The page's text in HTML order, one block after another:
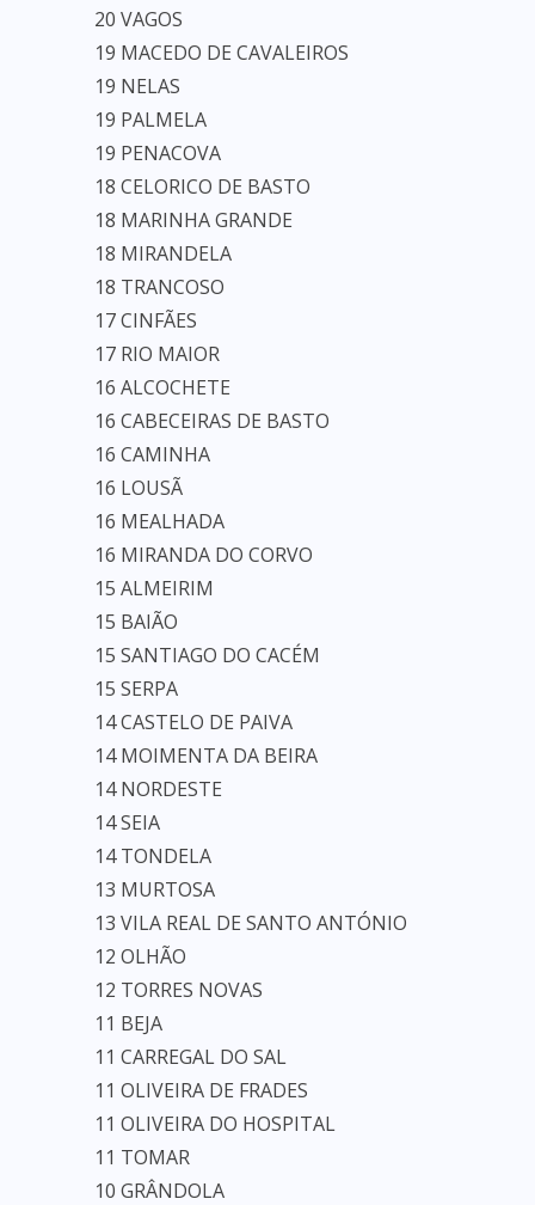
20 VAGOS
19 MACEDO DE CAVALEIROS
19 NELAS
19 PALMELA
19 PENACOVA
18 CELORICO DE BASTO
18 MARINHA GRANDE
18 MIRANDELA
18 TRANCOSO
17 CINFÃES
17 RIO MAIOR
16 ALCOCHETE
16 CABECEIRAS DE BASTO
16 CAMINHA
16 LOUSÃ
16 MEALHADA
16 MIRANDA DO CORVO
15 ALMEIRIM
15 BAIÃO
15 SANTIAGO DO CACÉM
15 SERPA
14 CASTELO DE PAIVA
14 MOIMENTA DA BEIRA
14 NORDESTE
14 SEIA
14 TONDELA
13 MURTOSA
13 VILA REAL DE SANTO ANTÓNIO
12 OLHÃO
12 TORRES NOVAS
11 BEJA
11 CARREGAL DO SAL
11 OLIVEIRA DE FRADES
11 OLIVEIRA DO HOSPITAL
11 TOMAR
10 GRÂNDOLA